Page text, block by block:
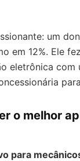
um
em 12%. Ele
eletrônica com
o melhor
para